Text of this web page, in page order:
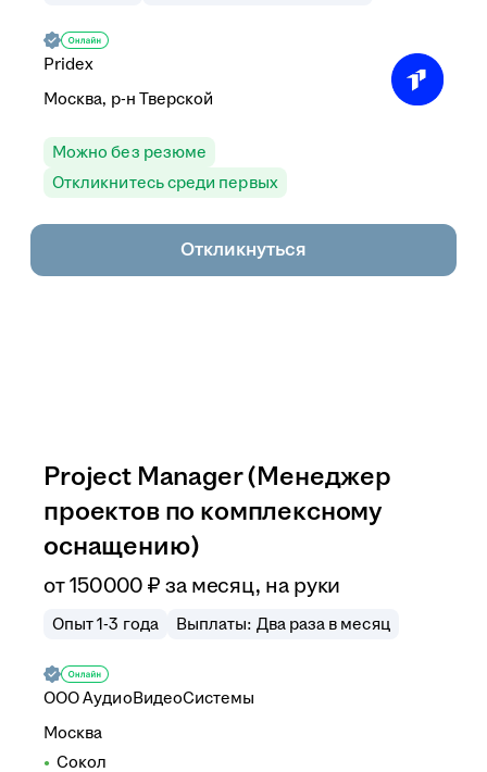
Pridex
Москва, р-н Тверской
Можно без резюме
Откликнитесь среди первых
Откликнуться
Project Manager (Менеджер
проектов по комплексному
оснащению)
от150 000 ₽ за месяц, на руки
Опыт 1-3 года Выплаты: Два раза в месяц
ОООАудиоВидеоСистемы
Москва
Сокол